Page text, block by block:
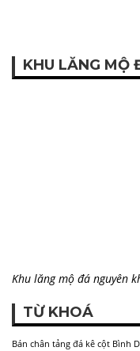
KHU LĂNG MỘ
Khu lăng mộ đá nguyên
TỪ KHOÁ
Bán chân tảng đá kê cột Bình